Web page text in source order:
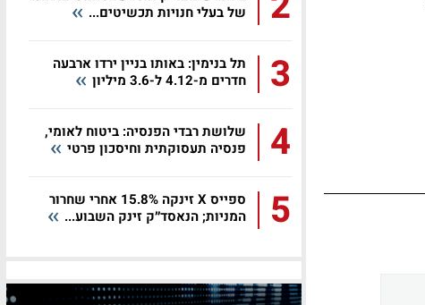
של בעלי חנויות תכשיטים...
3
תל בנימין: באותו בניין ירדו ארבעה
חדרים מ-4.12 ל-3.6 מיליון
4
שלושת רבדי הפנסיה: ביטוח לאומי,
פנסיה תעסוקתית וחיסכון פרטי
5
ספייס X זינקה 15.8% אחרי שחרור
המניות; הנאסד״ק זינק השבוע...